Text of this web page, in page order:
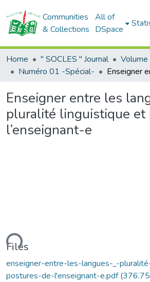
Communities
& Collections
All of
DSpace
Home " SOCLES " Journal
Numéro 01 -Spécial-
Enseigner entre les
pluralité linguistique et
l’enseignant-e
Files
enseigner-entre-les-langues-_-
postures-de-l'enseignant-e.pdf